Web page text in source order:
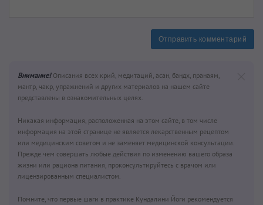
Отправить комментарий
Внимание!Описания всех крий, медитаций, асан, бандх, пранаям,
мантр, чакр, упражнений и других материалов на нашем сайте
представлены в ознакомительных целях.
Никакая информация, расположенная на этом сайте, в том числе
информация на этой странице не является лекарственным рецептом
или медицинским советом и не заменяет медицинской консультации.
Прежде чем совершать любые действия по изменению вашего образа
жизни или рациона питания, проконсультируйтесь с врачом или
лицензированным специалистом.
Помните, что первые шаги в практике Кундалини Йоги рекомендуется